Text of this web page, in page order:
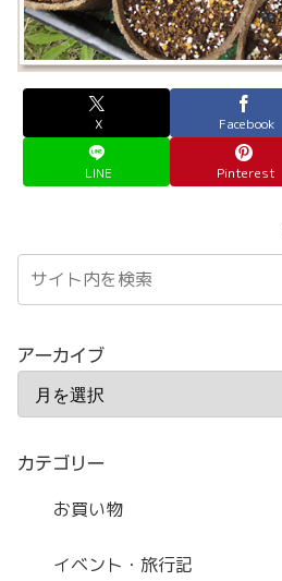
X Facebook
LINE Pinterest
アーカイブ
カテゴリー
お買い物
イベント・旅行記